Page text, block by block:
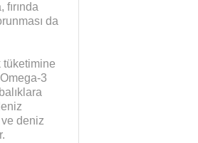
da
tüketimine
3
deniz